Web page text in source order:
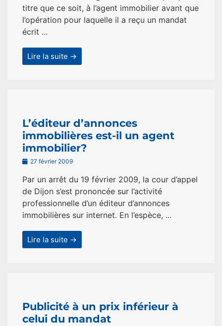
titre que ce soit, à l’agent immobilier avant que
l’opération pour laquelle il a reçu un mandat
écrit ...
Lire la suite →
L’éditeur d’annonces
immobilières est-il un agent
immobilier?
27 février 2009
Par un arrêt du 19 février 2009, la cour d’appel
de Dijon s’est prononcée sur l’activité
professionnelle d’un éditeur d’annonces
immobilières sur internet. En l’espèce, ...
Lire la suite →
Publicité à un prix inférieur à
celui du mandat